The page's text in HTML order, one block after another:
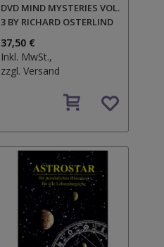
DVD MIND MYSTERIES VOL.
3 BY RICHARD OSTERLIND
37,50 €
Inkl. MwSt.,
zzgl.Versand
den